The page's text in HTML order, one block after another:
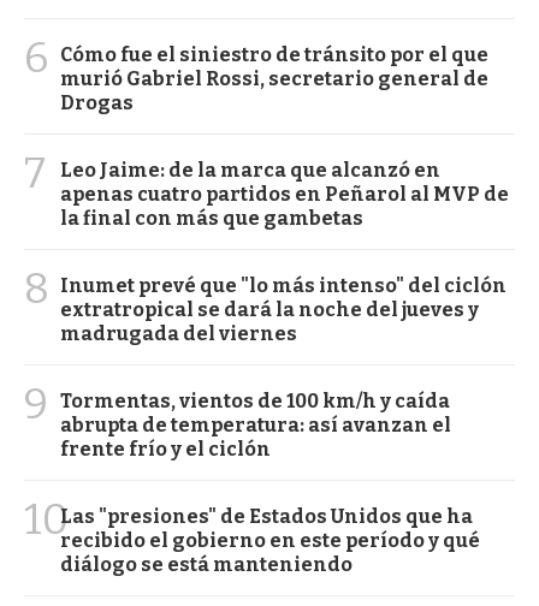
6
Cómo fue el siniestro de tránsito por el que
murió Gabriel Rossi, secretario general de
Drogas
7
Leo Jaime: de la marca que alcanzó en
apenas cuatro partidos en Peñarol al MVP de
la final con más que gambetas
8
Inumet prevé que "lo más intenso" del ciclón
extratropical se dará la noche del jueves y
madrugada del viernes
9
Tormentas, vientos de 100 km/h y caída
abrupta de temperatura: así avanzan el
frente frío y el ciclón
10Las "presiones" de Estados Unidos que ha
recibido el gobierno en este período y qué
diálogo se está manteniendo